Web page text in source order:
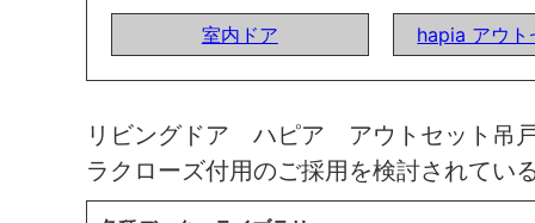
室内ドア
hapia アウト
リビングドア ハピア アウトセット
ラクローズ付用のご採用を検討されてい